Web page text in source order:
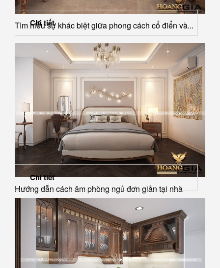
Tìm hiểu sự khác biệt giữa phong cách cổ điển và...
Chi tiết
Hướng dẫn cách âm phòng ngủ đơn giản tại nhà
Chi tiết